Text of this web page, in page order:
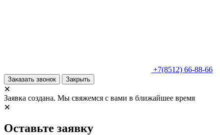
+7(8512) 66-88-66
Заказать звонок Закрыть
✕
Заявка создана. Мы свяжемся с вами в ближайшее время
✕
Оставьте заявку